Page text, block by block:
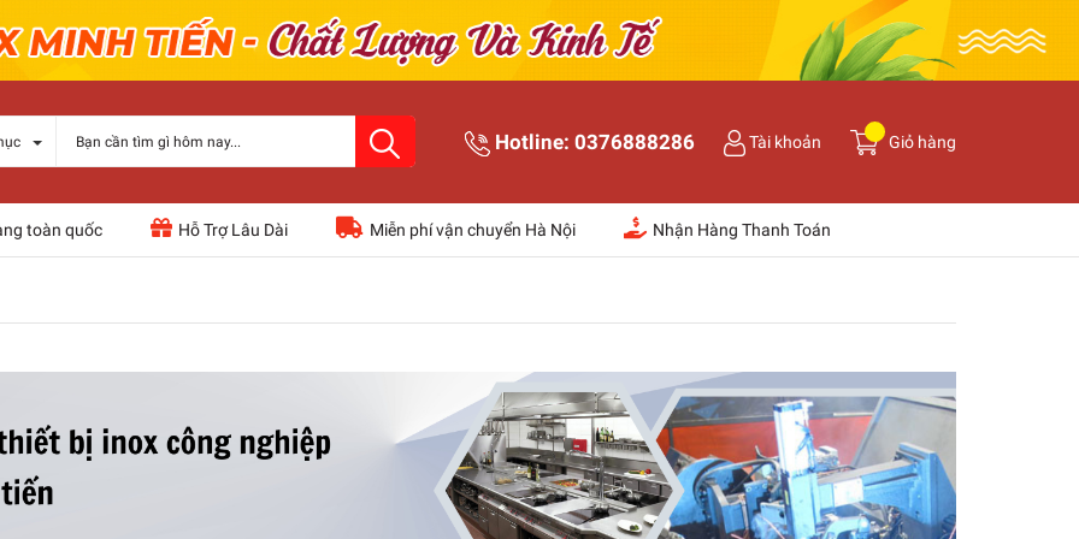
Hotline: 0376888286 Tài khoản Giỏ hàng
toàn quốc Hỗ Trợ Lâu Dài Miễn phí vận chuyển Hà Nội Nhận Hàng Thanh Toán